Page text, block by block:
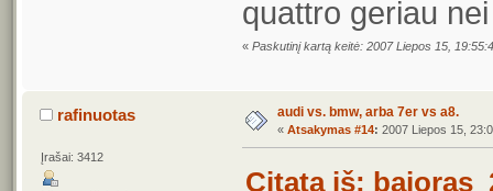
quattro geriau
« Paskutinį kartą keitė: 2007 Liepos 15,
rafinuotas
Įrašai: 3412
audi vs. bmw, arba 7er vs a8.
« Atsakymas #14: 2007 Liepos 15,
Citata iš: bajoras